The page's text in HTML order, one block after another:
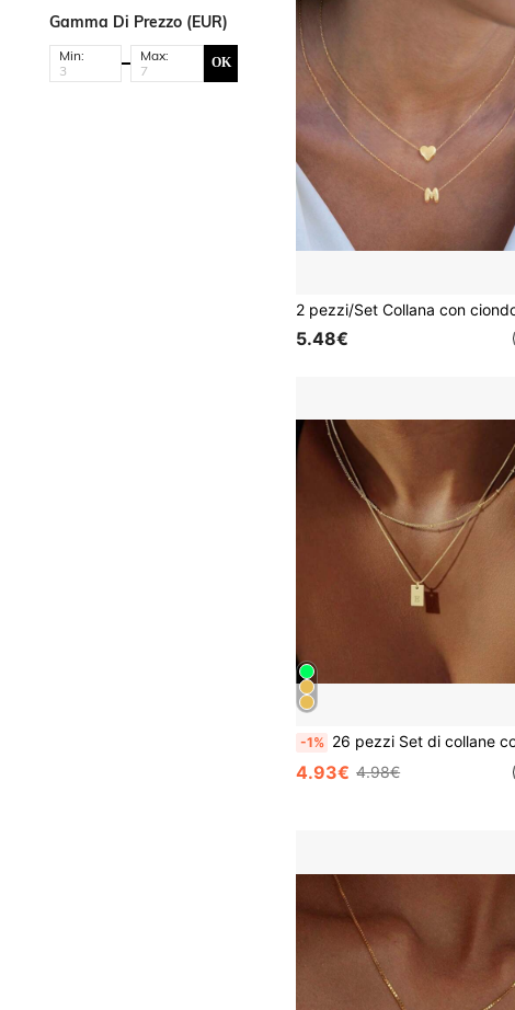
Gamma Di Prezzo (EUR)
Min: Max: OK
5.48€
-1% 26 pezzi Set di collane con doppio strato di lettere dell'alfabeto inglese di lusso e minimaliste, collane
4.93€ 4.98€